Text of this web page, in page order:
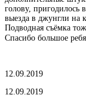
голову, пригодилось
выезда в джунгли на
Подводная съёмка
Спасибо большое
12.09.2019
12.09.2019